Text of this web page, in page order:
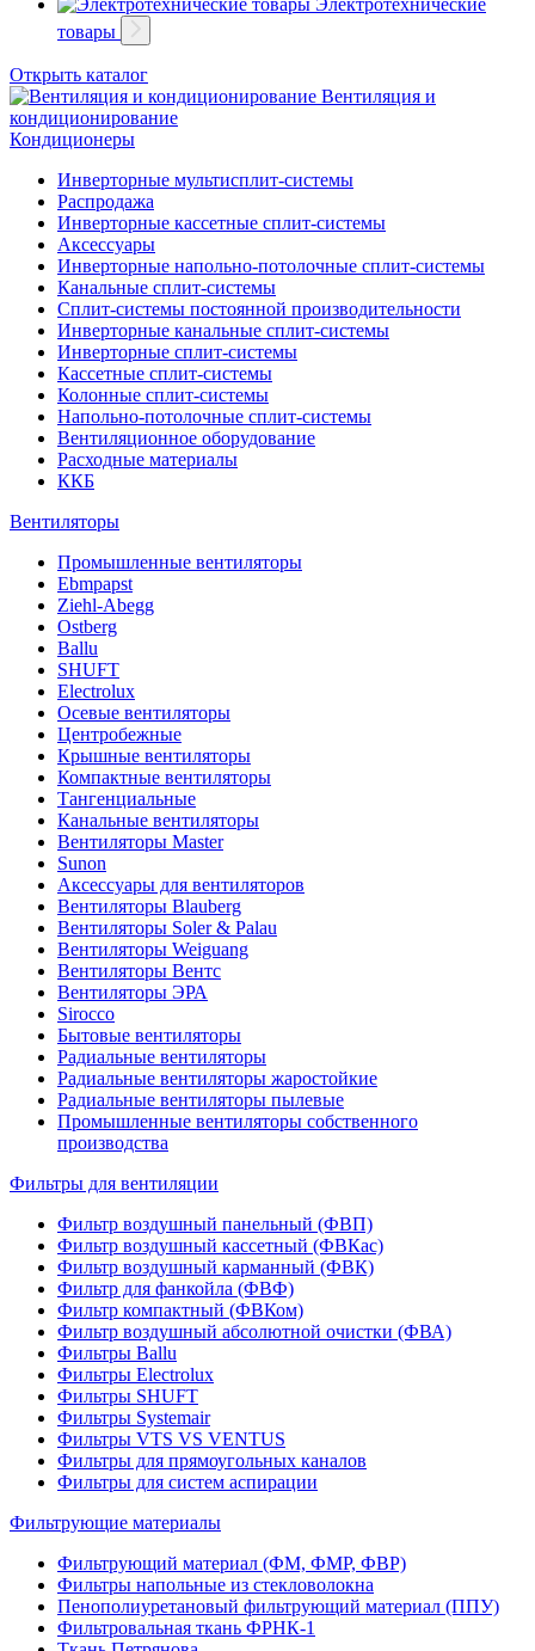
товары
Открыть каталог
Вентиляция и
кондиционирование
Кондиционеры
Инверторные мультисплит-системы
Распродажа
Инверторные кассетные сплит-системы
Аксессуары
Инверторные напольно-потолочные сплит-системы
Канальные сплит-системы
Сплит-системы постоянной производительности
Инверторные канальные сплит-системы
Инверторные сплит-системы
Кассетные сплит-системы
Колонные сплит-системы
Напольно-потолочные сплит-системы
Вентиляционное оборудование
Расходные материалы
ККБ
Вентиляторы
Промышленные вентиляторы
Ebmpapst
Ziehl-Abegg
Ostberg
Ballu
SHUFT
Electrolux
Осевые вентиляторы
Центробежные
Крышные вентиляторы
Компактные вентиляторы
Тангенциальные
Канальные вентиляторы
Вентиляторы Master
Sunon
Аксессуары для вентиляторов
Вентиляторы Blauberg
Вентиляторы Soler & Palau
Вентиляторы Weiguang
Вентиляторы Вентс
Вентиляторы ЭРА
Sirocco
Бытовые вентиляторы
Радиальные вентиляторы
Радиальные вентиляторы жаростойкие
Радиальные вентиляторы пылевые
Промышленные вентиляторы собственного
производства
Фильтры для вентиляции
Фильтр воздушный панельный (ФВП)
Фильтр воздушный кассетный (ФВКас)
Фильтр воздушный карманный (ФВК)
Фильтр для фанкойла (ФВФ)
Фильтр компактный (ФВКом)
Фильтр воздушный абсолютной очистки (ФВА)
Фильтры Ballu
Фильтры Electrolux
Фильтры SHUFT
Фильтры Systemair
Фильтры VTS VS VENTUS
Фильтры для прямоугольных каналов
Фильтры для систем аспирации
Фильтрующие материалы
Фильтрующий материал (ФМ, ФМР, ФВР)
Фильтры напольные из стекловолокна
Пенополиуретановый фильтрующий материал (ППУ)
Фильтровальная ткань ФРНК-1